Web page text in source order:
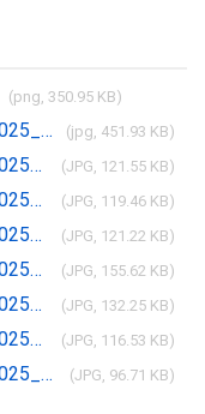
(png, 350.95 KB)
Birstonorenginiupristatymas1_2025_03_04.jpg (jpg, 451.93 KB)
Birstonorenginiupristatymas3_2025_03_04.JPG (JPG, 121.55 KB)
Birstonorenginiupristatymas2_2025_03_04.JPG (JPG, 119.46 KB)
Birstonorenginiupristatymas4_2025_03_04.JPG (JPG, 121.22 KB)
Birstonorenginiupristatymas5_2025_03_04.JPG (JPG, 155.62 KB)
Birstonorenginiupristatymas7_2025_03_04.JPG (JPG, 132.25 KB)
Birstonorenginiupristatymas6_2025_03_04.JPG (JPG, 116.53 KB)
Birstonorenginiupristatymas8_2025_03_04.JPG (JPG, 96.71 KB)